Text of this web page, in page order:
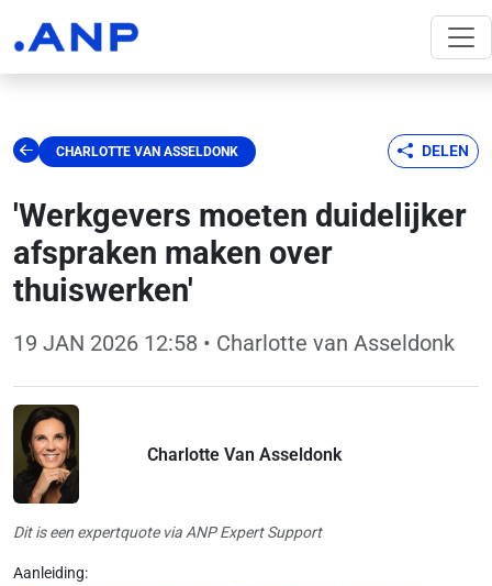
CHARLOTTE VAN ASSELDONK DELEN
'Werkgevers moeten duidelijker
afspraken maken over
thuiswerken'
19 JAN 2026 12:58 • Charlotte van Asseldonk
Charlotte Van Asseldonk
Dit is een expertquote via ANP Expert Support
Aanleiding: